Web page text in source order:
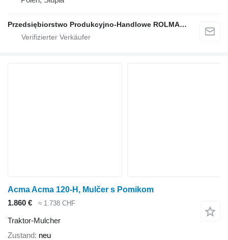
Przedsiębiorstwo Produkcyjno-Handlowe ROLMAPOL Marcin Dziekan
Acma Acma 120-H, Mulčer s Pomikom
1.860 €
≈ 1.738 CHF
Traktor-Mulcher
Zustand neu